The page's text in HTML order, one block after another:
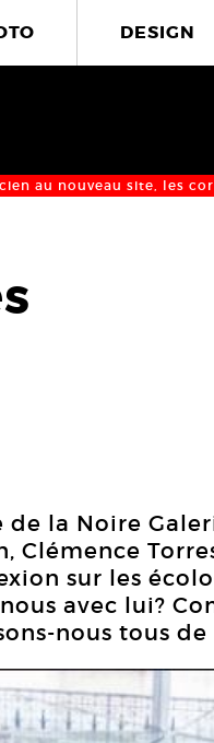
DESIGN
au nouveau site, les
de la Noire
Clémence
sur les
avec lui?
nous tous